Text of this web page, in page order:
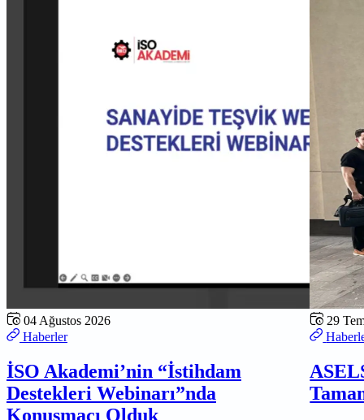
04 Ağustos 2026
Haberler
İSO Akademi’nin “İstihdam
Destekleri Webinarı”nda
Konuşmacı Olduk
29